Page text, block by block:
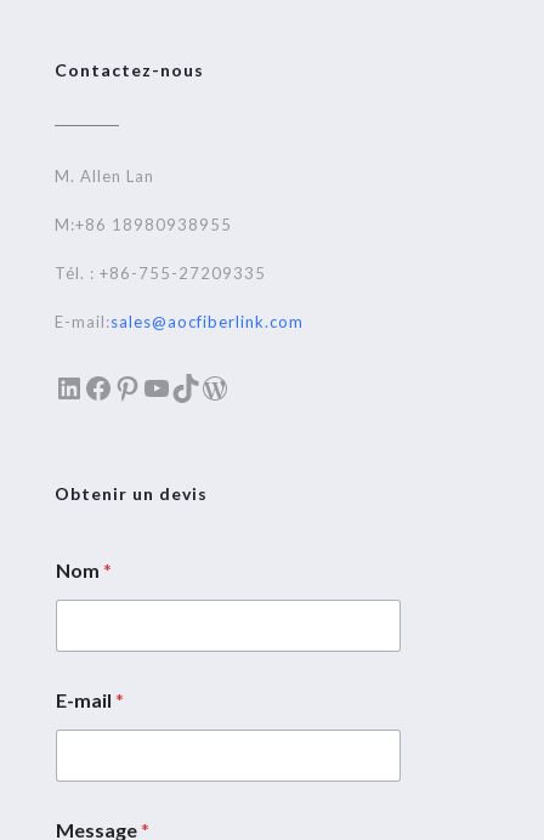
Contactez-nous
M. Allen Lan
M:+86 18980938955
Tél. : +86-755-27209335
E-mail:sales@aocfiberlink.com
LinkedIn
Facebook
Pinterest
YouTube
TikTok
WordPress
Obtenir un devis
m
e
s
g
Nom *
E-mail *
Message*